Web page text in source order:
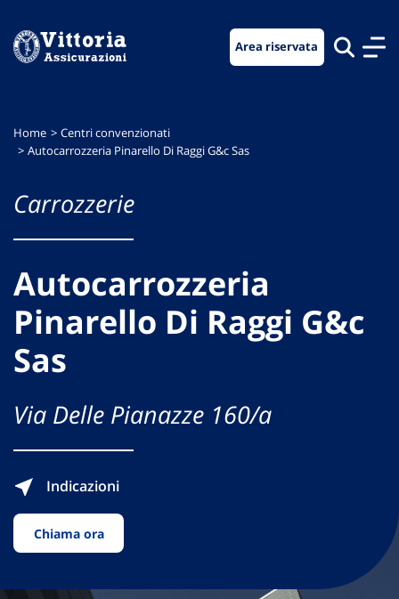
menu
contenuto
footer
Area riservata
Home
Centri convenzionati
Autocarrozzeria Pinarello Di Raggi G&c Sas
Carrozzerie
Autocarrozzeria
Pinarello Di Raggi G&c
Sas
Via Delle Pianazze 160/a
Indicazioni
Chiama ora